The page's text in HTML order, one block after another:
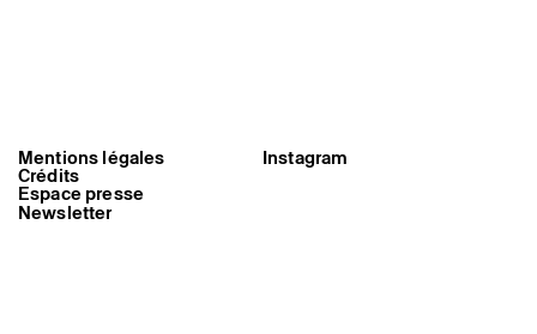
Fahmy Shahin,
Plastic/Ocean/Desert/Sky (Still),
2016 © Fahmy Shahin
Instagram
Mentions légales
Crédits
Espace presse
Newsletter